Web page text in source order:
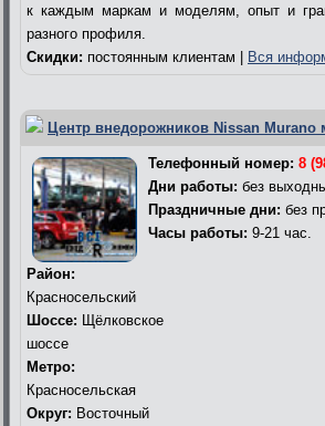
к каждым маркам и моделям, опыт и
разного профиля.
Скидки: постоянным клиентам | Вся
Центр внедорожников Nissan Murano
Телефонный номер: 8
Дни работы: без
Праздничные дни: без
Часы работы: 9-21 час.
Район:
Красносельский
Шоссе: Щёлковское
шоссе
Метро:
Красносельская
Округ: Восточный